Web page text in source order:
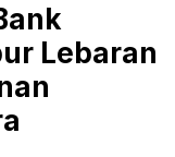
Lebaran